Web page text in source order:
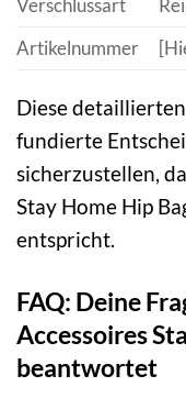
Verschlussart
Artikelnummer
Diese
fundierte
sicherzustellen,
Stay Home Hip
entspricht.
FAQ: Deine
Accessoires
beantwortet